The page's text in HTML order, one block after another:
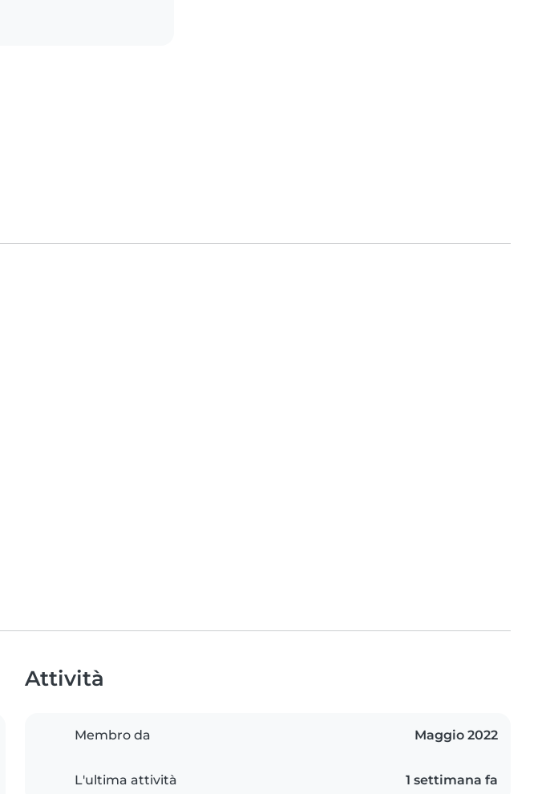
Attività
Membro da Maggio 2022
L'ultima attività 1 settimana fa